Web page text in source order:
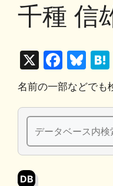
千種 信
X
F
a
c
e
b
o
Bl
u
e
s
k
y
名前の一部などでも
検
索:
DB